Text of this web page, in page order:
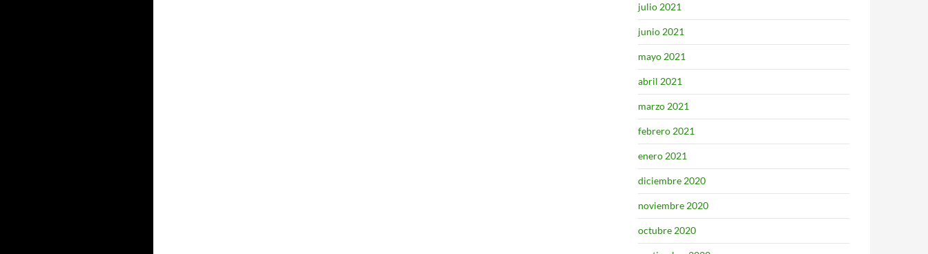
julio 2021
junio 2021
mayo 2021
abril 2021
marzo 2021
febrero 2021
enero 2021
diciembre 2020
noviembre 2020
octubre 2020